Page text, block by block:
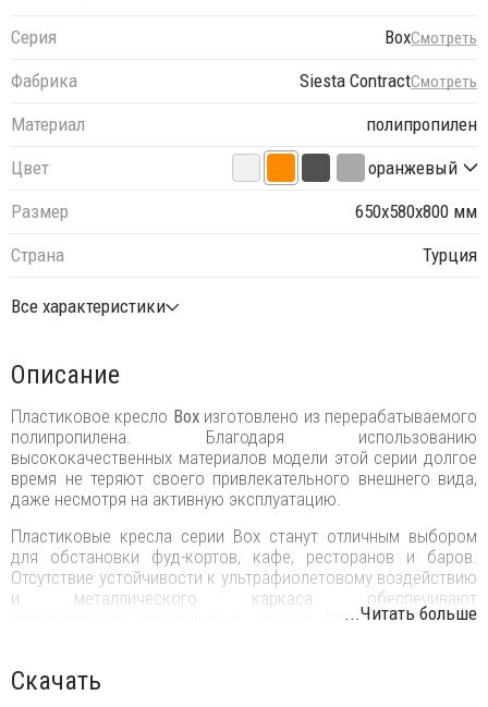
Серия BoxСмотреть
Фабрика Siesta ContractСмотреть
Материал
полипропилен
Цвет
оранжевый
Размер
650х580х800 мм
Страна
Турция
Все характеристики
Описание
Пластиковое кресло Box изготовлено из перерабатываемого
полипропилена. Благодаря использованию
высококачественных материалов модели этой серии долгое
время не теряют своего привлекательного внешнего вида,
даже несмотря на активную эксплуатацию.
Пластиковые кресла серии Box станут отличным выбором
для обстановки фуд-кортов, кафе, ресторанов и баров.
Отсутствие устойчивости к ультрафиолетовому воздействию
и металлического каркаса обеспечивают
использование пластиковых кресел Box на открытых
Особенности:
...Читать больше
Скачать